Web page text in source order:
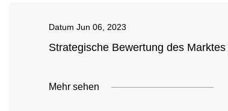
Datum Jun 06, 2023
Strategische Bewertung des
Mehr sehen